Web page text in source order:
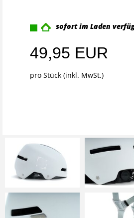
sofort im Laden
49,95 EUR
pro Stück (inkl. MwSt.)